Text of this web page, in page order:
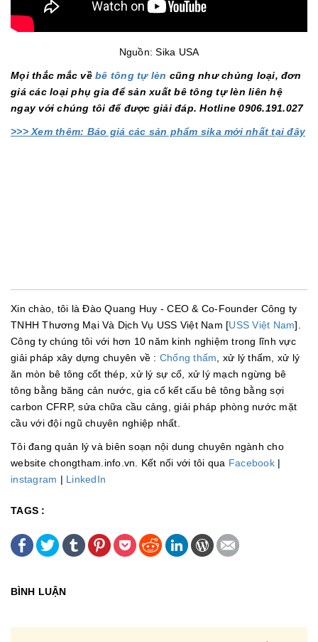
Nguồn: Sika USA
Mọi thắc mắc về bê tông tự lèn cũng như chủng loại, đơn
giá các loại phụ gia để sản xuất bê tông tự lèn liên hệ
ngay với chúng tôi để được giải đáp. Hotline 0906.191.027
>>> Xem thêm: Báo giá các sản phẩm sika mới nhất tại đây
Xin chào, tôi là Đào Quang Huy - CEO & Co-Founder Công ty
TNHH Thương Mại Và Dịch Vụ USS Việt Nam [USS Việt Nam].
Công ty chúng tôi với hơn 10 năm kinh nghiệm trong lĩnh vực
giải pháp xây dựng chuyên về : Chống thấm , xử lý thấm, xử lý
ăn mòn bê tông cốt thép, xử lý sự cố, xử lý mạch ngừng bê
tông bằng băng cản nước, gia cố kết cấu bê tông bằng sợi
carbon CFRP, sửa chữa cầu cảng, giải pháp phòng nước mặt
cầu với đội ngũ chuyên nghiệp nhất.
Tôi đang quản lý và biên soạn nội dung chuyên ngành cho
website chongtham.info.vn. Kết nối với tôi qua Facebook|
instagram | LinkedIn
TAGS :
BÌNH LUẬN